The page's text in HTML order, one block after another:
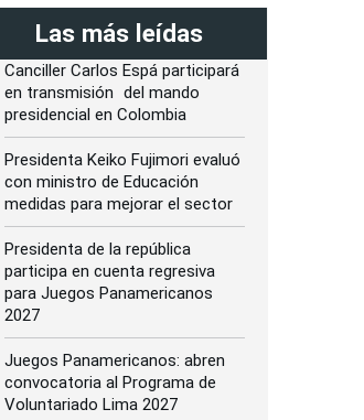
Las más leídas
Canciller Carlos Espá participará
en transmisión del mando
presidencial en Colombia
Presidenta Keiko Fujimori evaluó
con ministro de Educación
medidas para mejorar el sector
Presidenta de la república
participa en cuenta regresiva
para Juegos Panamericanos
2027
Juegos Panamericanos: abren
convocatoria al Programa de
Voluntariado Lima 2027